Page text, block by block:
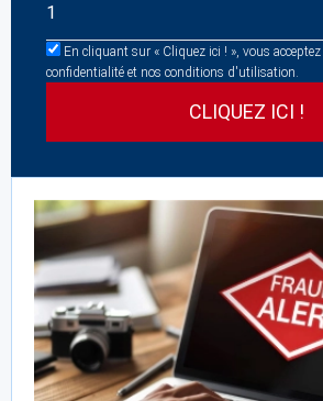
En cliquant sur « Cliquez ici ! », vous
confidentialité et nos conditions d'utilisation.